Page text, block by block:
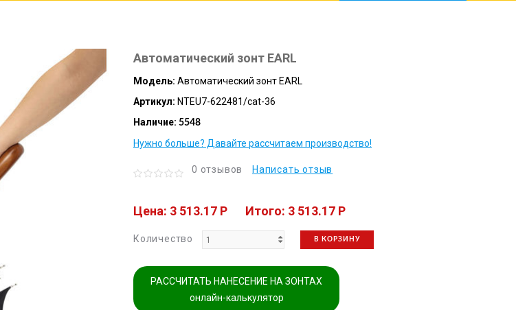
Автоматический зонт EARL
Модель: Автоматический зонт EARL
Артикул: NTEU7-622481/cat-36
Наличие: 5548
Нужно больше? Давайте рассчитаем производство!
0 отзывов Написать отзыв
Цена: 3 513.17 P Итого: 3 513.17 P
Количество В КОРЗИНУ
РАССЧИТАТЬ НАНЕСЕНИЕ НА ЗОНТАХ
онлайн-калькулятор